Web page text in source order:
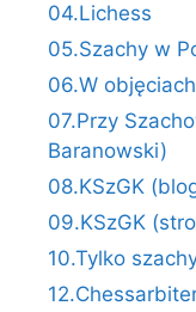
04.Lichess
05.Szachy w
06.W
07.Przy
Baranowski)
08.KSzGK
09.KSzGK
10.Tylko